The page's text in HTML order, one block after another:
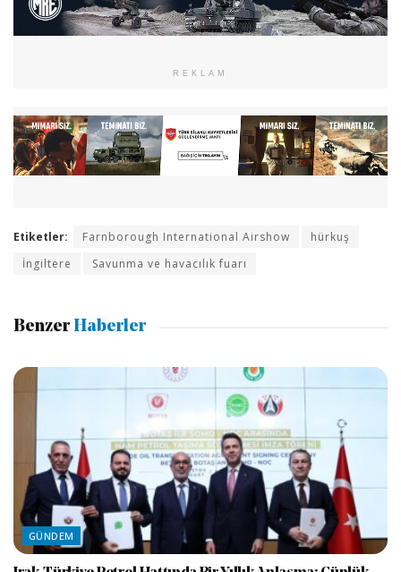
REKLAM
Etiketler: Farnborough International Airshow
hürkuş
İngiltere
Savunma ve havacılık fuarı
Benzer Haberler
GÜNDEM